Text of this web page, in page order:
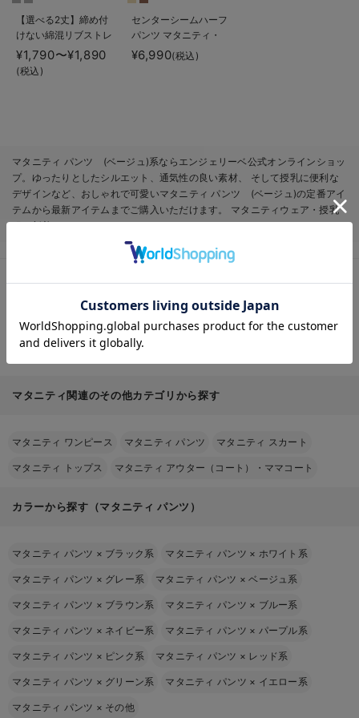
【選べる2丈】締め付
けない綿混リブストレ
ートレギンス【産後ま
で長く使える】
¥1,790〜¥1,890
(税込)
センターシームハーフ
パンツ マタニティ・
産後【出産後も長く使
える】
¥6,990(税込)
マタニティ パンツ (ベージュ)系ならエンジェリーベ公式オンラインショッ
プ。ゆったりとしたシルエット、通気性の良い素材、 そして授乳に便利な
デザインなど、おしゃれで可愛いマタニティ パンツ (ベージュ)の定番アイ
テムから最新アイテムまでご購入いただけます。 マタニティウェア・授乳
服の新着アイテムをチェック！
その他のマタニティパンツ
マタニティ ハーフパンツ マタニティ フレア パンツ
マタニティ関連のその他カテゴリから探す
マタニティ ワンピース マタニティ パンツ マタニティ スカート
マタニティ トップス マタニティ アウター（コート）・ママコート
カラーから探す（マタニティ パンツ）
マタニティ パンツ × ブラック系 マタニティ パンツ × ホワイト系
マタニティ パンツ × グレー系 マタニティ パンツ ×ベージュ系
マタニティ パンツ × ブラウン系 マタニティ パンツ × ブルー系
マタニティ パンツ × ネイビー系 マタニティ パンツ × パープル系
マタニティ パンツ × ピンク系 マタニティ パンツ × レッド系
マタニティ パンツ × グリーン系 マタニティ パンツ × イエロー系
マタニティ パンツ × その他
お気に入り商品を確認する